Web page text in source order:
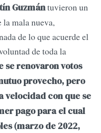
Guzmántuvieron un
la mala nueva,
de lo que acuerde el
de toda la
se renovaron votos
provecho, pero
velocidad con que se
pago para el cual
(marzo de 2022,